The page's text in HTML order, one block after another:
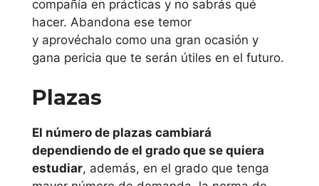
Región de
Murcia
Politécnica de
Universidad
Católica San
compañía en prácticas y no sabrás qué
hacer. Abandona ese temor
y aprovéchalo como una gran ocasión y
gana pericia que te serán útiles en el futuro.
Plazas
El número de plazas cambiará
dependiendo de el grado que se quiera
estudiar, además, en el grado que tenga